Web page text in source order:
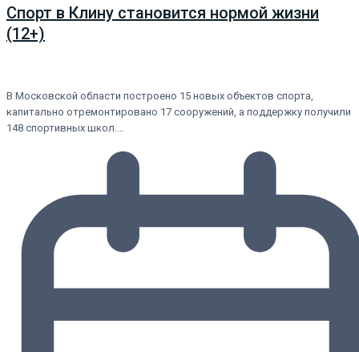
Спорт в Клину становится нормой жизни
(12+)
В Московской области построено 15 новых объектов спорта,
капитально отремонтировано 17 сооружений, а поддержку получили
148 спортивных школ.…